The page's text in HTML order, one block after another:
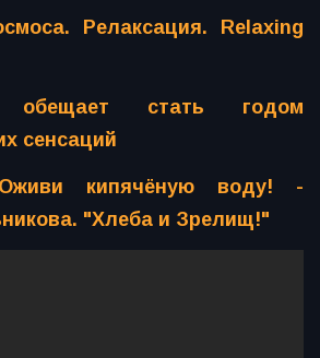
Релаксация. Relaxing
стать годом
сенсаций
кипячёную воду! -
"Хлеба и Зрелищ!"